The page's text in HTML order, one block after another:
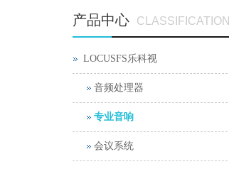
产品中心 CLASSIFICATION
LOCUSFS乐科视
音频处理器
专业音响
会议系统